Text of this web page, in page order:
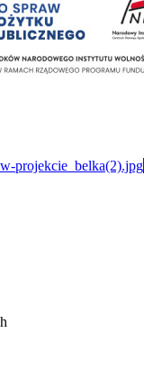
projekcie_belka(2).jpg